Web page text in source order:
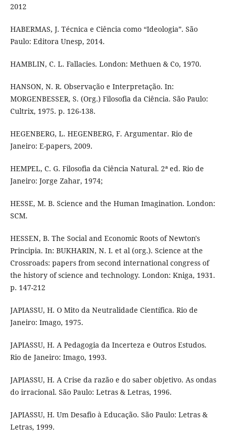
2012
HABERMAS, J. Técnica e Ciência como “Ideologia”. São
Paulo: Editora Unesp, 2014.
HAMBLIN, C. L. Fallacies. London: Methuen & Co, 1970.
HANSON, N. R. Observação e Interpretação. In:
MORGENBESSER, S. (Org.) Filosofia da Ciência. São Paulo:
Cultrix, 1975. p. 126-138.
HEGENBERG, L. HEGENBERG, F. Argumentar. Rio de
Janeiro: E-papers, 2009.
HEMPEL, C. G. Filosofia da Ciência Natural. 2ª ed. Rio de
Janeiro: Jorge Zahar, 1974;
HESSE, M. B. Science and the Human Imagination. London:
SCM.
HESSEN, B. The Social and Economic Roots of Newton's
Principia. In: BUKHARIN, N. I. et al (org.). Science at the
Crossroads: papers from second international congress of
the history of science and technology. London: Kniga, 1931.
p. 147-212
JAPIASSU, H. O Mito da Neutralidade Científica. Rio de
Janeiro: Imago, 1975.
JAPIASSU, H. A Pedagogia da Incerteza e Outros Estudos.
Rio de Janeiro: Imago, 1993.
JAPIASSU, H. A Crise da razão e do saber objetivo. As ondas
do irracional. São Paulo: Letras & Letras, 1996.
JAPIASSU, H. Um Desafio à Educação. São Paulo: Letras &
Letras, 1999.